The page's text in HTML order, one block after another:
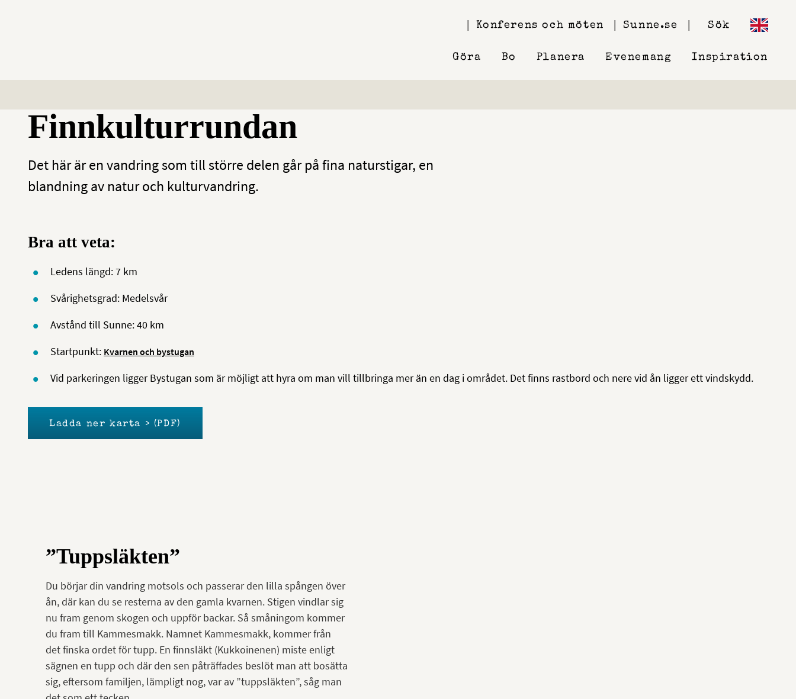
Konferens och möten Sunne.se Sök
Göra Bo Planera Evenemang Inspiration
Finnkulturrundan
Det här är en vandring som till större delen går på fina naturstigar, en
blandning av natur och kulturvandring.
Bra att veta:
Ledens längd: 7 km
Svårighetsgrad: Medelsvår
Avstånd till Sunne: 40 km
Startpunkt: Kvarnen och bystugan
Vid parkeringen ligger Bystugan som är möjligt att hyra om man vill tillbringa mer än en dag i området. Det finns rastbord och nere vid ån ligger ett vindskydd.
Ladda ner karta > (PDF)
”Tuppsläkten”
Du börjar din vandring motsols och passerar den lilla spången över
ån, där kan du se resterna av den gamla kvarnen. Stigen vindlar sig
nu fram genom skogen och uppför backar. Så småningom kommer
du fram till Kammesmakk. Namnet Kammesmakk, kommer från
det finska ordet för tupp. En finnsläkt (Kukkoinenen) miste enligt
sägnen en tupp och där den sen påträffades beslöt man att bosätta
sig, eftersom familjen, lämpligt nog, var av ”tuppsläkten”, såg man